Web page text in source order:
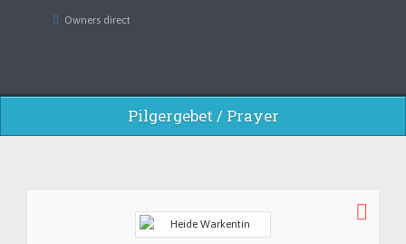
Owners direct
Pilgergebet / Prayer